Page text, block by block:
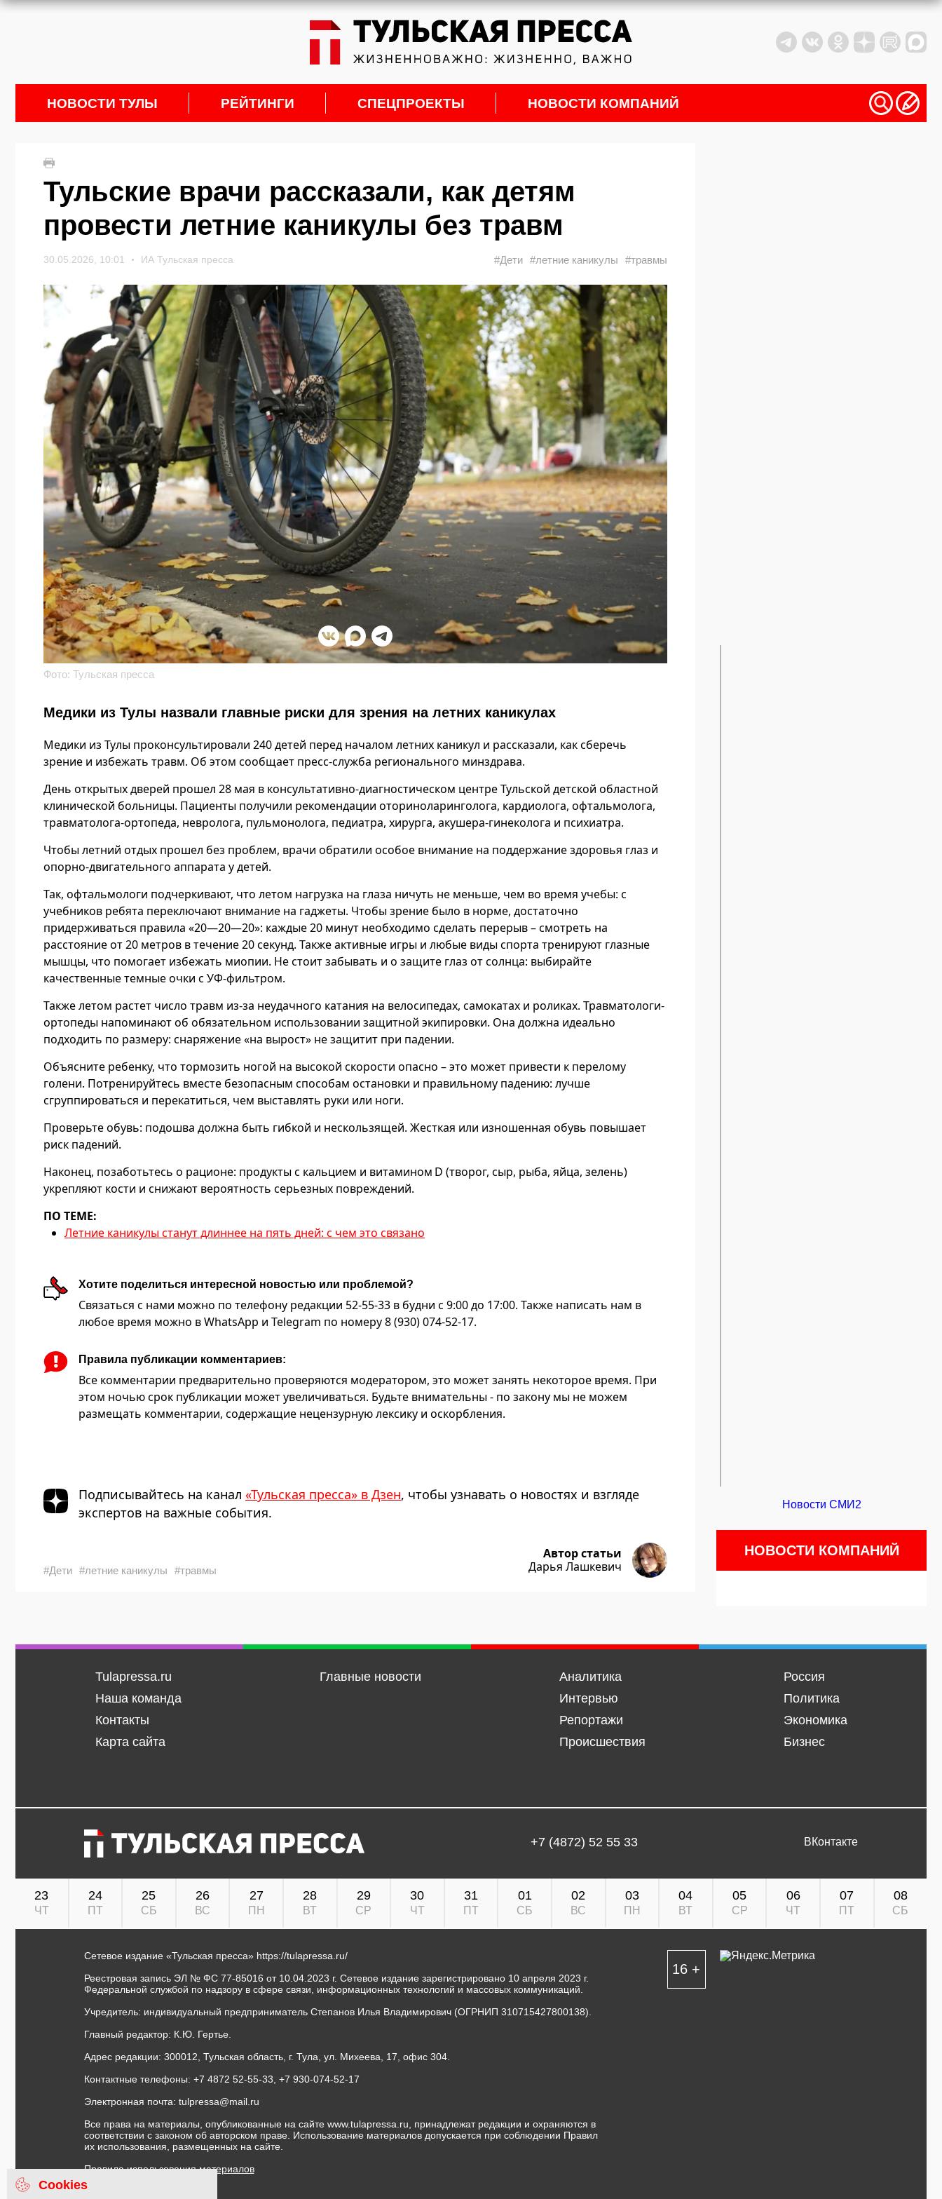
НОВОСТИ ТУЛЫ РЕЙТИНГИ СПЕЦПРОЕКТЫ НОВОСТИ КОМПАНИЙ
Тульские врачи рассказали, как детям
провести летние каникулы без травм
30.05.2026, 10:01 ИА Тульская пресса #Дети #летние каникулы #травмы
Фото: Тульская пресса
Медики из Тулы назвали главные риски для зрения на летних каникулах
Медики из Тулы проконсультировали 240 детей перед началом летних каникул и рассказали, как сберечь
зрение и избежать травм. Об этом сообщает пресс-служба регионального минздрава.
День открытых дверей прошел 28 мая в консультативно-диагностическом центре Тульской детской областной
клинической больницы. Пациенты получили рекомендации оториноларинголога, кардиолога, офтальмолога,
травматолога-ортопеда, невролога, пульмонолога, педиатра, хирурга, акушера-гинеколога и психиатра.
Чтобы летний отдых прошел без проблем, врачи обратили особое внимание на поддержание здоровья глаз и
опорно-двигательного аппарата у детей.
Так, офтальмологи подчеркивают, что летом нагрузка на глаза ничуть не меньше, чем во время учебы: с
учебников ребята переключают внимание на гаджеты. Чтобы зрение было в норме, достаточно
придерживаться правила «20—20—20»: каждые 20 минут необходимо сделать перерыв – смотреть на
расстояние от 20 метров в течение 20 секунд. Также активные игры и любые виды спорта тренируют глазные
мышцы, что помогает избежать миопии. Не стоит забывать и о защите глаз от солнца: выбирайте
качественные темные очки с УФ-фильтром.
Также летом растет число травм из‑за неудачного катания на велосипедах, самокатах и роликах. Травматологи-
ортопеды напоминают об обязательном использовании защитной экипировки. Она должна идеально
подходить по размеру: снаряжение «на вырост» не защитит при падении.
Объясните ребенку, что тормозить ногой на высокой скорости опасно – это может привести к перелому
голени. Потренируйтесь вместе безопасным способам остановки и правильному падению: лучше
сгруппироваться и перекатиться, чем выставлять руки или ноги.
Проверьте обувь: подошва должна быть гибкой и нескользящей. Жесткая или изношенная обувь повышает
риск падений.
Наконец, позаботьтесь о рационе: продукты с кальцием и витамином D (творог, сыр, рыба, яйца, зелень)
укрепляют кости и снижают вероятность серьезных повреждений.
ПО ТЕМЕ:
Летние каникулы станут длиннее на пять дней: с чем это связано
Хотите поделиться интересной новостью или проблемой?
Связаться с нами можно по телефону редакции 52-55-33 в будни с 9:00 до 17:00. Также написать нам в
любое время можно в WhatsApp и Telegram по номеру 8 (930) 074-52-17.
Правила публикации комментариев:
Все комментарии предварительно проверяются модератором, это может занять некоторое время. При
этом ночью срок публикации может увеличиваться. Будьте внимательны - по закону мы не можем
размещать комментарии, содержащие нецензурную лексику и оскорбления.
Подписывайтесь на канал «Тульская пресса» в Дзен, чтобы узнавать о новостях и взгляде
экспертов на важные события.
#Дети #летние каникулы #травмы
Автор статьи
Дарья Лашкевич
Новости СМИ2
НОВОСТИ КОМПАНИЙ
Tulapressa.ru
Наша команда
Контакты
Карта сайта
Главные новости
Аналитика
Интервью
Репортажи
Происшествия
Россия
Политика
Экономика
Бизнес
+7 (4872) 52 55 33 ВКонтакте
23
ЧТ
24
ПТ
25
СБ
26
ВС
27
ПН
28
ВТ
29
СР
30
ЧТ
31
ПТ
01
СБ
02
ВС
03
ПН
04
ВТ
05
СР
06
ЧТ
07
ПТ
08
СБ
Сетевое издание «Тульская пресса» https://tulapressa.ru/
Реестровая запись ЭЛ № ФС 77-85016 от 10.04.2023 г. Сетевое издание зарегистрировано 10 апреля 2023 г.
Федеральной службой по надзору в сфере связи, информационных технологий и массовых коммуникаций.
Учредитель: индивидуальный предприниматель Степанов Илья Владимирович (ОГРНИП 310715427800138).
Главный редактор: К.Ю. Гертье.
Адрес редакции: 300012, Тульская область, г. Тула, ул. Михеева, 17, офис 304.
Контактные телефоны: +7 4872 52-55-33, +7 930-074-52-17
Электронная почта: tulpressa@mail.ru
Все права на материалы, опубликованные на сайте www.tulapressa.ru, принадлежат редакции и охраняются в
соответствии с законом об авторском праве. Использование материалов допускается при соблюдении Правил
их использования, размещенных на сайте.
Правила использования материалов
Договор публичной оферты
16 +
Cookies